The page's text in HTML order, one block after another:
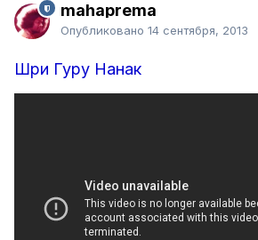
mahaprema
Опубликовано 14 сентября, 2013
Шри Гуру Нанак